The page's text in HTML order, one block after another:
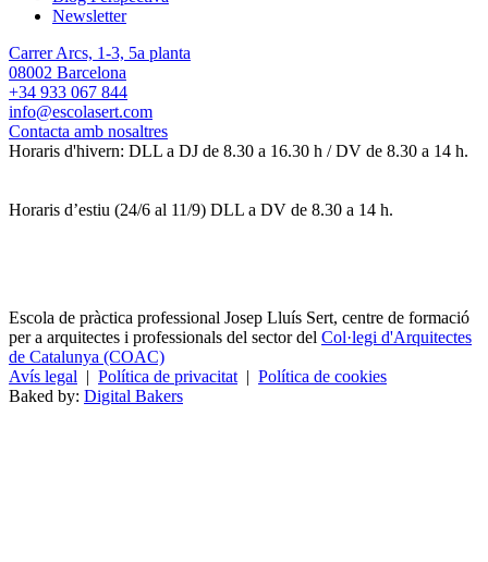
Newsletter
Carrer Arcs, 1-3, 5a planta
08002 Barcelona
+34 933 067 844
info@escolasert.com
Contacta amb nosaltres
Horaris d'hivern: DLL a DJ de 8.30 a 16.30 h / DV de 8.30 a 14 h.
Horaris d’estiu (24/6 al 11/9) DLL a DV de 8.30 a 14 h.
Escola de pràctica professional Josep Lluís Sert, centre de formació
per a arquitectes i professionals del sector del Col·legi d'Arquitectes
de Catalunya (COAC)
Avís legal | Política de privacitat | Política de cookies
Baked by: Digital Bakers